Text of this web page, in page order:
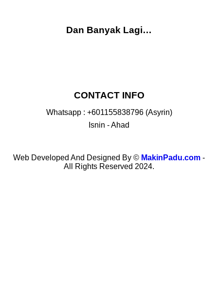
Dan Banyak Lagi…
CONTACT INFO
Whatsapp : +601155838796 (Asyrin)
Isnin - Ahad
Web Developed And Designed By © MakinPadu.com -
All Rights Reserved 2024.